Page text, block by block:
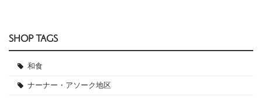
SHOP TAGS
和食
ナーナー・アソーク地区